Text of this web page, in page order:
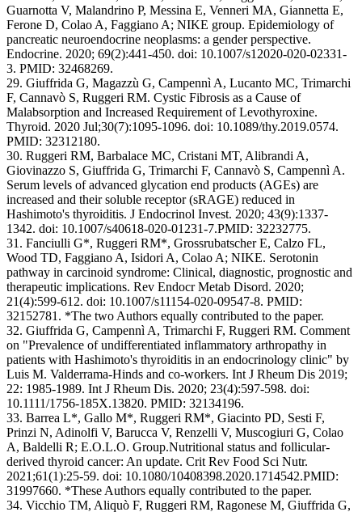
Guarnotta V, Malandrino P, Messina E, Venneri MA, Giannetta E,
Ferone D, Colao A, Faggiano A; NIKE group. Epidemiology of
pancreatic neuroendocrine neoplasms: a gender perspective.
Endocrine. 2020; 69(2):441-450. doi: 10.1007/s12020-020-02331-
3. PMID: 32468269.
29. Giuffrida G, Magazzù G, Campennì A, Lucanto MC, Trimarchi
F, Cannavò S, Ruggeri RM. Cystic Fibrosis as a Cause of
Malabsorption and Increased Requirement of Levothyroxine.
Thyroid. 2020 Jul;30(7):1095-1096. doi: 10.1089/thy.2019.0574.
PMID: 32312180.
30. Ruggeri RM, Barbalace MC, Cristani MT, Alibrandi A,
Giovinazzo S, Giuffrida G, Trimarchi F, Cannavò S, Campennì A.
Serum levels of advanced glycation end products (AGEs) are
increased and their soluble receptor (sRAGE) reduced in
Hashimoto's thyroiditis. J Endocrinol Invest. 2020; 43(9):1337-
1342. doi: 10.1007/s40618-020-01231-7.PMID: 32232775.
31. Fanciulli G*, Ruggeri RM*, Grossrubatscher E, Calzo FL,
Wood TD, Faggiano A, Isidori A, Colao A; NIKE. Serotonin
pathway in carcinoid syndrome: Clinical, diagnostic, prognostic and
therapeutic implications. Rev Endocr Metab Disord. 2020;
21(4):599-612. doi: 10.1007/s11154-020-09547-8. PMID:
32152781. *The two Authors equally contributed to the paper.
32. Giuffrida G, Campennì A, Trimarchi F, Ruggeri RM. Comment
on "Prevalence of undifferentiated inflammatory arthropathy in
patients with Hashimoto's thyroiditis in an endocrinology clinic" by
Luis M. Valderrama-Hinds and co-workers. Int J Rheum Dis 2019;
22: 1985-1989. Int J Rheum Dis. 2020; 23(4):597-598. doi:
10.1111/1756-185X.13820. PMID: 32134196.
33. Barrea L*, Gallo M*, Ruggeri RM*, Giacinto PD, Sesti F,
Prinzi N, Adinolfi V, Barucca V, Renzelli V, Muscogiuri G, Colao
A, Baldelli R; E.O.L.O. Group.Nutritional status and follicular-
derived thyroid cancer: An update. Crit Rev Food Sci Nutr.
2021;61(1):25-59. doi: 10.1080/10408398.2020.1714542.PMID:
31997660. *These Authors equally contributed to the paper.
34. Vicchio TM, Aliquò F, Ruggeri RM, Ragonese M, Giuffrida G,